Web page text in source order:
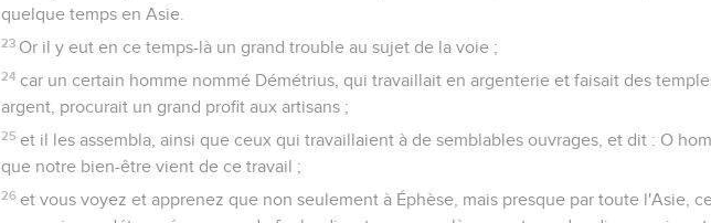
quelque temps en Asie.
23 Or il y eut en ce temps-là un grand trouble au sujet de la voie ;
24 car un certain homme nommé Démétrius, qui travaillait en argenterie et faisait des
argent, procurait un grand profit aux artisans ;
25 et il les assembla, ainsi que ceux qui travaillaient à de semblables ouvrages, et dit : O
que notre bien-être vient de ce travail ;
26 et vous voyez et apprenez que non seulement à Éphèse, mais presque par toute l'Asie,